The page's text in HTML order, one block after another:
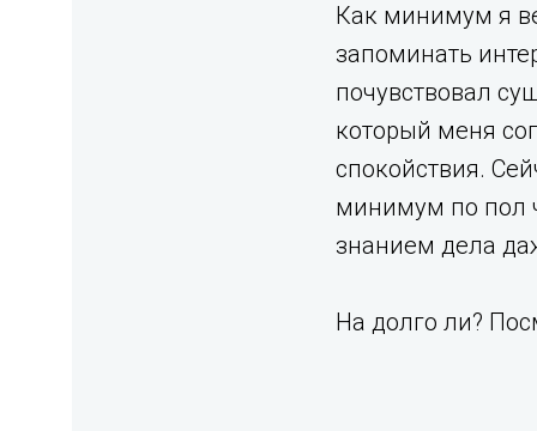
Как минимум я
запоминать
почувствовал
который меня
спокойствия.
минимум по пол
знанием дела
На долго ли?